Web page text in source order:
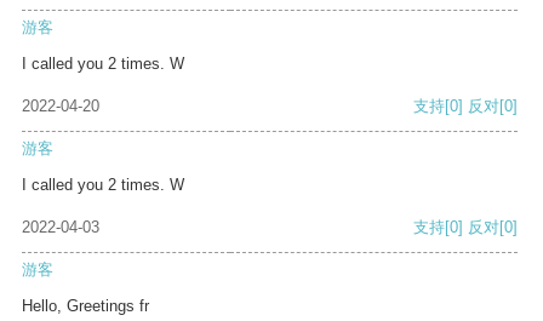
游客
I called you 2 times. W
2022-04-20 支持[0] 反对[0]
游客
I called you 2 times. W
2022-04-03 支持[0] 反对[0]
游客
Hello, Greetings fr